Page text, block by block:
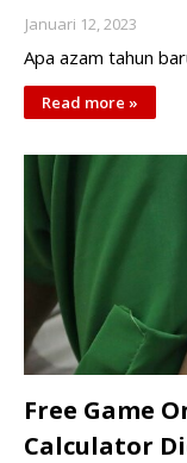
Januari 12, 2023
Apa azam tahun
Read more »
Free Game
Calculator